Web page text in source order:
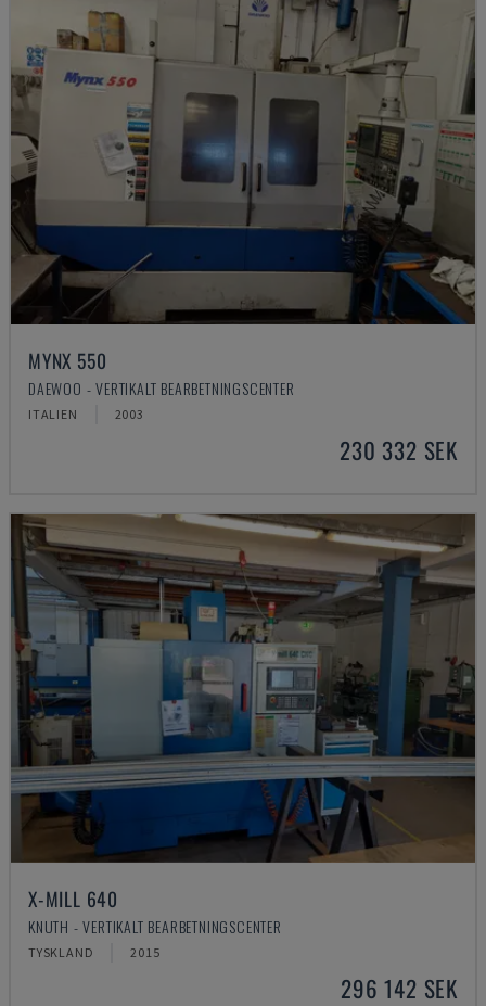
MYNX 550
DAEWOO - VERTIKALT BEARBETNINGSCENTER
ITALIEN 2003
230 332 SEK
X-MILL 640
KNUTH - VERTIKALT BEARBETNINGSCENTER
TYSKLAND 2015
296 142 SEK